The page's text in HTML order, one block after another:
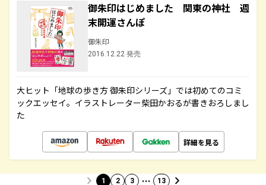
御朱印はじめました 関東の神社 週
末開運さんぽ
御朱印
2016.12.22 発売
大ヒット「地球の歩き方 御朱印シリーズ」では初めてのコミ
ックエッセイ。イラストレーター柴田かおるが書きおろしまし
た
詳細を見る
1 2 3 … 13